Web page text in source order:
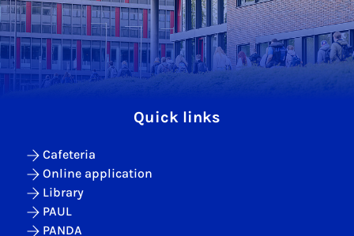
Quick links
Cafeteria
Online application
Library
PAUL
PANDA